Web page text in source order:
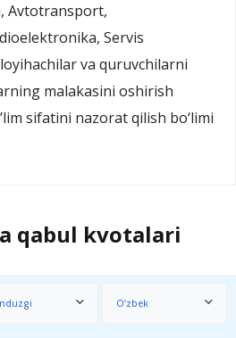
Avtotransport,
Servis
va quruvchilarni
malakasini oshirish
sifatini nazorat qilish bo‘limi
qabul kvotalari
O‘zbek